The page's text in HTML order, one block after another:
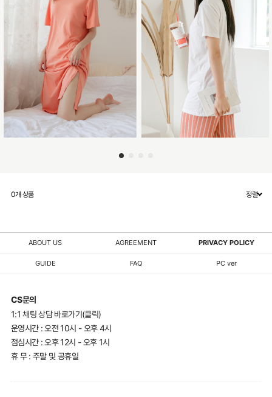
0개 상품 정렬
ABOUT US AGREEMENT PRIVACY POLICY
GUIDE FAQ PC ver
CS문의
1:1 채팅 상담 바로가기(클릭)
운영시간 : 오전 10시 - 오후 4시
점심시간 : 오후 12시 - 오후 1시
휴 무 : 주말 및 공휴일